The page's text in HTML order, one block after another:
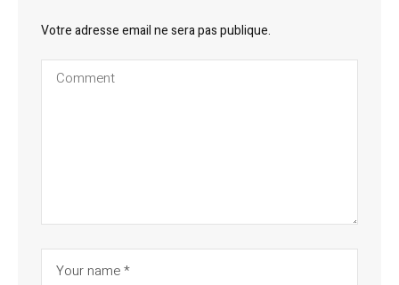
Votre adresse email ne sera pas publique.